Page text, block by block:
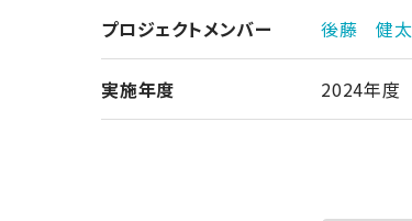
プロジェクトメンバー 後藤 健
実施年度 2024年度